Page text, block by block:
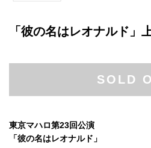
「彼の名はレオナルド」
SOLD
東京マハロ第23回公演
「彼の名はレオナルド」